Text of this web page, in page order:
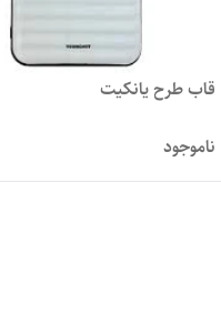
قاب طرح یانکیت
ناموجود